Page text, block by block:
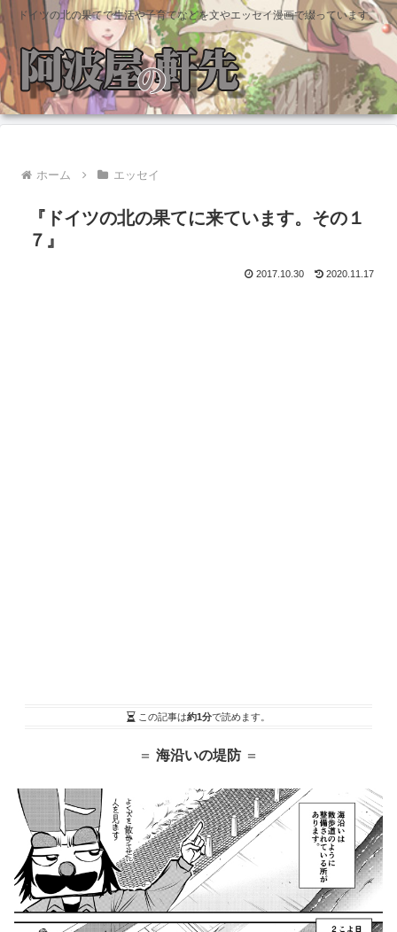
ドイツの北の果てで生活や子育てなどを文やエッセイ漫画で綴っています。
ホーム エッセイ
『ドイツの北の果てに来ています。その１
７』
2017.10.30 2020.11.17
この記事は約1分で読めます。
＝ 海沿いの堤防 ＝